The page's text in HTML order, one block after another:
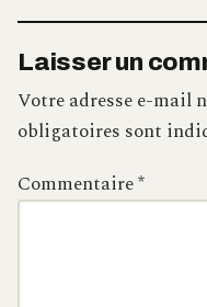
Laisser un
Votre adresse e-mail
obligatoires sont
Commentaire*